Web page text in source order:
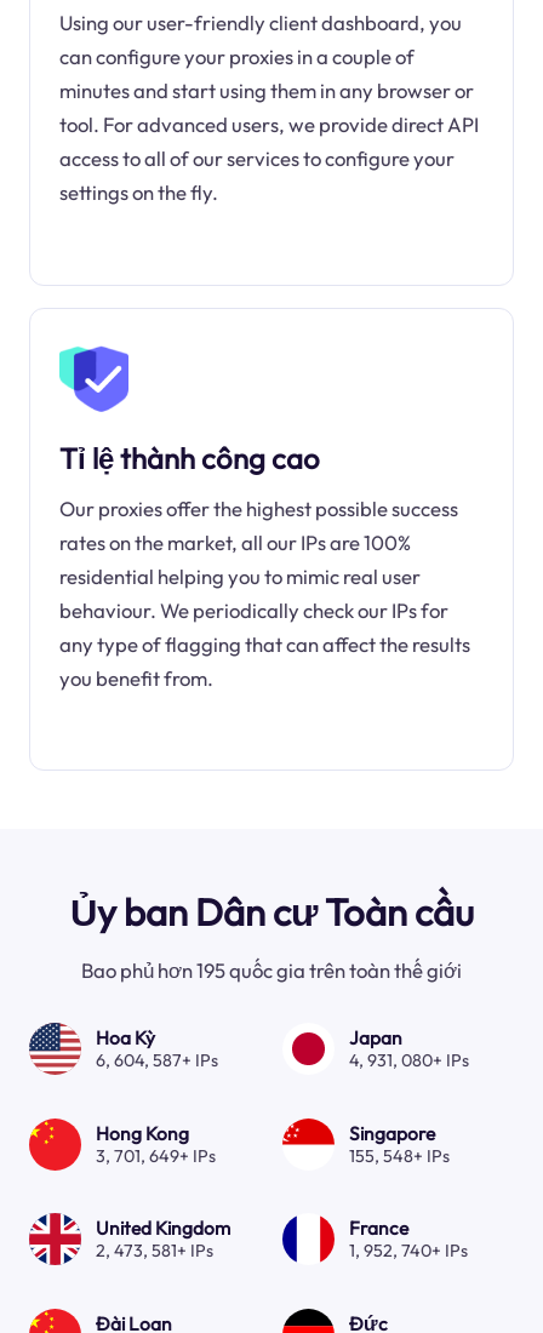
Using our user-friendly client dashboard, you
can configure your proxies in a couple of
minutes and start using them in any browser or
tool. For advanced users, we provide direct API
access to all of our services to configure your
settings on the fly.
Tỉ lệ thành công cao
Our proxies offer the highest possible success
rates on the market, all our IPs are 100%
residential helping you to mimic real user
behaviour. We periodically check our IPs for
any type of flagging that can affect the results
you benefit from.
Ủy ban Dân cư Toàn cầu
Bao phủ hơn 195 quốc gia trên toàn thế giới
Hoa Kỳ
6, 604, 587+ IPs
Japan
4, 931, 080+ IPs
Hong Kong
3, 701, 649+ IPs
Singapore
155, 548+ IPs
United Kingdom
2, 473, 581+ IPs
France
1, 952, 740+ IPs
Đài Loan Đức